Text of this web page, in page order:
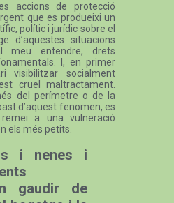
accions de protecció
que es produeixi un
polític i jurídic sobre el
d’aquestes situacions
meu entendre, drets
I, en primer
visibilitzar socialment
cruel maltractament.
del perímetre o de la
d’aquest fenomen, es
a una vulneració
els més petits.
i nenes i
gaudir de